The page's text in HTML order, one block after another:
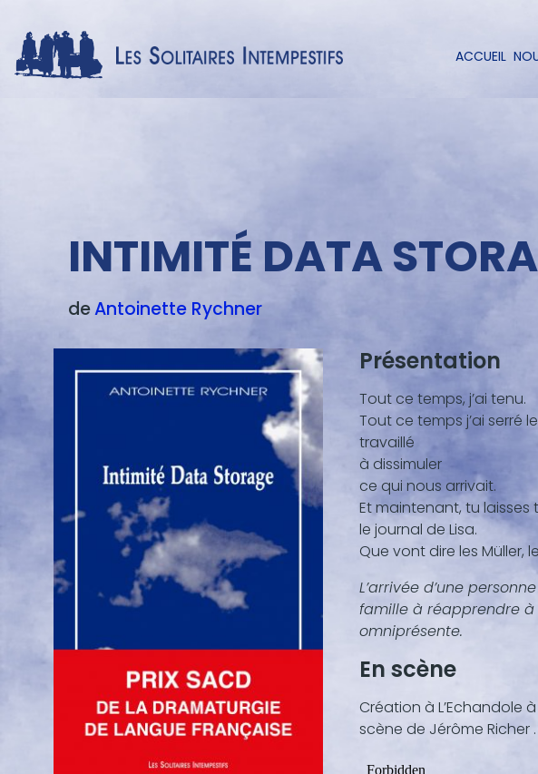
ACCUEIL
INTIMITÉ DATA
deAntoinette Rychner
Blocs
contenu
(texte,
vidéo,
...)
Présentation
Tout ce temps, j’ai tenu.
Tout ce temps j’ai serré
travaillé
à dissimuler
ce qui nous arrivait.
Et maintenant, tu
le journal de Lisa.
Que vont dire les Müller,
L’arrivée d’une
famille à réapprendre
omniprésente.
En scène
Création à L’Echandole
scène de Jérôme Richer .